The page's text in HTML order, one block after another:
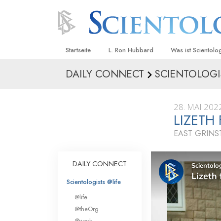
Startseite L. Ron Hubbard Was ist
Anschauungen
Was
sagen
Innerhalb einer
Die
Eine Einführung
DAILY CONNECT
28. MAI
EAST
DAILY CONNECT
Scientologists @life
@life
@theOrg